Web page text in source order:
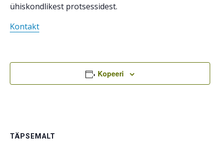
ühiskondlikest protsessidest.
Kontakt
Kopeeri
TÄPSEMALT